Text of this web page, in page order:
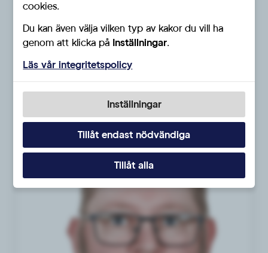
Ledamot
Hans-Erik Molin
cookies.
Du kan även välja vilken typ av kakor du vill ha
genom att klicka på Inställningar.
Läs vår integritetspolicy
Inställningar
Tillåt endast nödvändiga
Tillåt alla